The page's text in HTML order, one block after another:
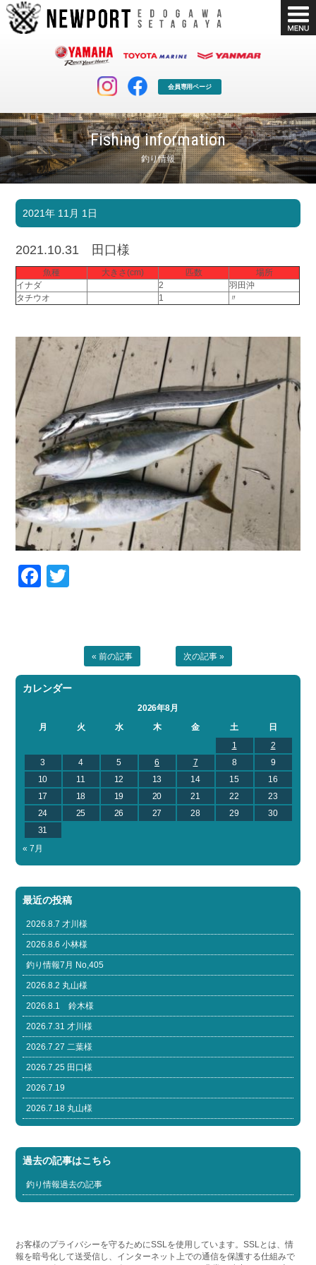
会員専用ページ
Fishing information
釣り情報
マリンクラブ
マリンライフを堪能したい！
ボート販売
ボート免許
長年の実績と信頼！
公式ブログ
Blog
Contact us
採用情報
Recruit
リンク集
Link
2021年 11月 1日
2021.10.31 田口様
魚種 大きさ(cm) 匹数
場所
イナダ
2
羽田沖
タチウオ
1 〃
Facebook
« 前の記事 次の記事 »
カレンダー
2026年8月
月
火 水 木 金 土
日
1
2
3
4 5 6 7 8
9
10
11 12 13 14 15
16
17
18 19 20 21 22
23
24
25 26 27 28 29
30
31
« 7月
最近の投稿
2026.8.7 才川様
2026.8.6 小林様
釣り情報7月 No,405
2026.8.2 丸山様
2026.8.1 鈴木様
2026.7.31 才川様
2026.7.27 二葉様
2026.7.25 田口様
2026.7.19
2026.7.18 丸山様
過去の記事はこちら
釣り情報過去の記事
お客様のプライバシーを守るためにSSLを使用しています。SSLとは、情
報を暗号化して送受信し、インターネット上での通信を保護する仕組みで